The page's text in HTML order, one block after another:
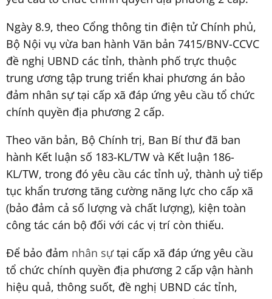
Ngày 8.9, theo Cổng thông tin điện tử Chính phủ,
Bộ Nội vụ vừa ban hành Văn bản 7415/BNV-CCVC
đề nghị UBND các tỉnh, thành phố trực thuộc
trung ương tập trung triển khai phương án bảo
đảm nhân sự tại cấp xã đáp ứng yêu cầu tổ chức
chính quyền địa phương 2 cấp.
Theo văn bản, Bộ Chính trị, Ban Bí thư đã ban
hành Kết luận số 183-KL/TW và Kết luận 186-
KL/TW, trong đó yêu cầu các tỉnh uỷ, thành uỷ tiếp
tục khẩn trương tăng cường năng lực cho cấp xã
(bảo đảm cả số lượng và chất lượng), kiện toàn
công tác cán bộ đối với các vị trí còn thiếu.
Để bảo đảm nhân sựtại cấp xã đáp ứng yêu cầu
tổ chức chính quyền địa phương 2 cấp vận hành
hiệu quả, thông suốt, đề nghị UBND các tỉnh,